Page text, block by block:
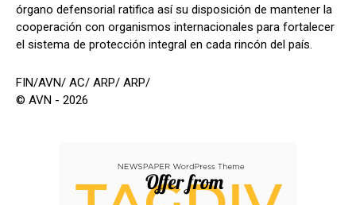
órgano defensorial ratifica así su disposición de mantener la
cooperación con organismos internacionales para fortalecer
el sistema de protección integral en cada rincón del país.
FIN/AVN/ AC/ ARP/ ARP/
© AVN - 2026